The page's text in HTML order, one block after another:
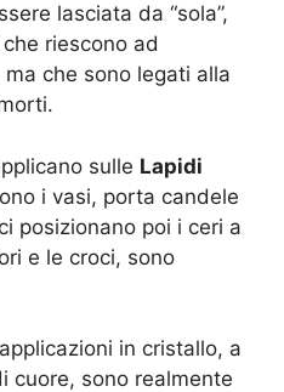
lasciata da “sola”,
riescono ad
che sono legati alla
sulle Lapidi
i vasi, porta candele
posizionano poi i ceri a
e le croci, sono
in cristallo, a
cuore, sono realmente